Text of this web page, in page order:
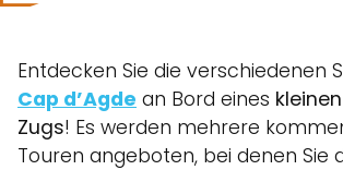
Entdecken Sie die verschiedenen
Cap d’Agde an Bord eines
Zugs! Es werden mehrere
Touren angeboten, bei denen Sie